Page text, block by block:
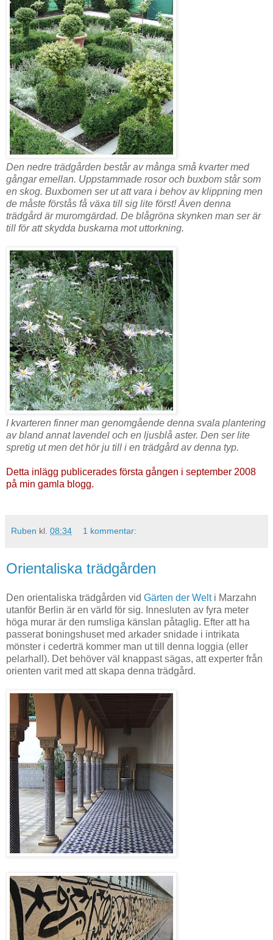
Den nedre trädgården består av många små kvarter med
gångar emellan. Uppstammade rosor och buxbom står som
en skog. Buxbomen ser ut att vara i behov av klippning men
de måste förstås få växa till sig lite först! Även denna
trädgård är muromgärdad. De blågröna skynken man ser är
till för att skydda buskarna mot uttorkning.
I kvarteren finner man genomgående denna svala plantering
av bland annat lavendel och en ljusblå aster. Den ser lite
spretig ut men det hör ju till i en trädgård av denna typ.
Detta inlägg publicerades första gången i september 2008
på min gamla blogg.
Ruben kl. 08:34 1 kommentar:
Orientaliska trädgården
Den orientaliska trädgården vid Gärten der Welti Marzahn
utanför Berlin är en värld för sig. Innesluten av fyra meter
höga murar är den rumsliga känslan påtaglig. Efter att ha
passerat boningshuset med arkader snidade i intrikata
mönster i cederträ kommer man ut till denna loggia (eller
pelarhall). Det behöver väl knappast sägas, att experter från
orienten varit med att skapa denna trädgård.